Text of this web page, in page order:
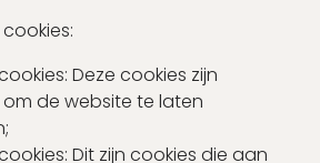
Deze cookies zijn
de website te laten
Dit zijn cookies die aan